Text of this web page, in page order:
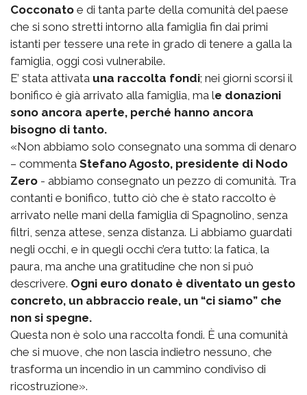
Cocconato e di tanta parte della comunità del paese
che si sono stretti intorno alla famiglia fin dai primi
istanti per tessere una rete in grado di tenere a galla la
famiglia, oggi così vulnerabile.
E’ stata attivata una raccolta fondi; nei giorni scorsi il
bonifico è già arrivato alla famiglia, ma le donazioni
sono ancora aperte, perché hanno ancora
bisogno di tanto.
«Non abbiamo solo consegnato una somma di denaro
– commenta Stefano Agosto, presidente di Nodo
Zero - abbiamo consegnato un pezzo di comunità. Tra
contanti e bonifico, tutto ciò che è stato raccolto è
arrivato nelle mani della famiglia di Spagnolino, senza
filtri, senza attese, senza distanza. Li abbiamo guardati
negli occhi, e in quegli occhi c’era tutto: la fatica, la
paura, ma anche una gratitudine che non si può
descrivere. Ogni euro donato è diventato un gesto
concreto, un abbraccio reale, un “ci siamo” che
non si spegne.
Questa non è solo una raccolta fondi. È una comunità
che si muove, che non lascia indietro nessuno, che
trasforma un incendio in un cammino condiviso di
ricostruzione».